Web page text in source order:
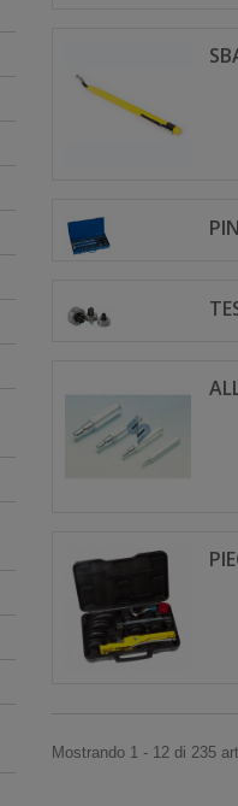
Mostrando 1 - 12 di 235